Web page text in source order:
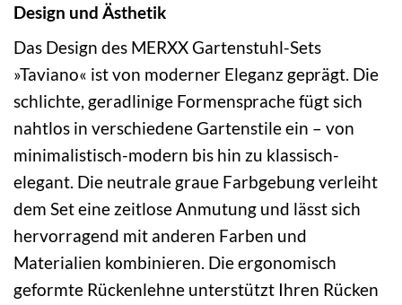
Design und Ästhetik
Das Design des MERXX Gartenstuhl-Sets
»Taviano« ist von moderner Eleganz geprägt. Die
schlichte, geradlinige Formensprache fügt sich
nahtlos in verschiedene Gartenstile ein – von
minimalistisch-modern bis hin zu klassisch-
elegant. Die neutrale graue Farbgebung verleiht
dem Set eine zeitlose Anmutung und lässt sich
hervorragend mit anderen Farben und
Materialien kombinieren. Die ergonomisch
geformte Rückenlehne unterstützt Ihren Rücken